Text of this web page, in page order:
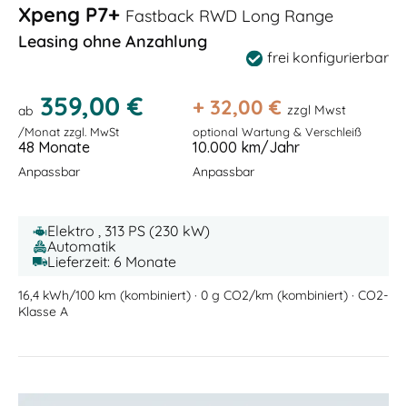
Xpeng P7+ Fastback RWD Long Range
Leasing ohne Anzahlung
frei konfigurierbar
ab 359,00 €
/Monat zzgl. MwSt
+ 32,00 € zzgl Mwst
optional Wartung & Verschleiß
48 Monate
Anpassbar
10.000 km/Jahr
Anpassbar
Elektro , 313 PS (230 kW)
Automatik
Lieferzeit: 6 Monate
16,4 kWh/100 km (kombiniert) · 0 g CO2/km (kombiniert) · CO2-
Klasse A